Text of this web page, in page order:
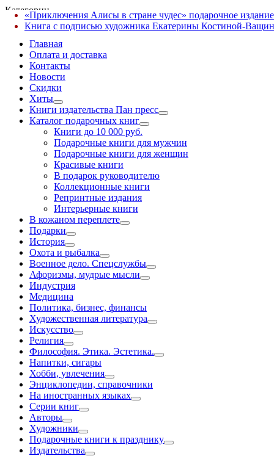
Категории
Главная
Оплата и доставка
Контакты
Новости
Скидки
Хиты
Книги издательства Пан пресс
Каталог подарочных книг
Книги до 10 000 руб.
Подарочные книги для мужчин
Подарочные книги для женщин
Красивые книги
В подарок руководителю
Коллекционные книги
Репринтные издания
Интерьерные книги
В кожаном переплете
Подарки
История
Охота и рыбалка
Военное дело. Спецслужбы
Афоризмы, мудрые мысли
Индустрия
Медицина
Политика, бизнес, финансы
Художественная литература
Искусство
Религия
Философия. Этика. Эстетика.
Напитки, сигары
Хобби, увлечения
Энциклопедии, справочники
На иностранных языках
Серии книг
Авторы
Художники
Подарочные книги к празднику
Издательства
«Приключения Алисы в стране чудес» подарочное издание
Книга с подписью художника Екатерины Костиной-